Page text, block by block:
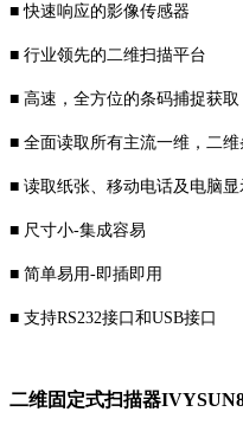
■ 快速响应的影像传感器
■ 行业领先的二维扫描平台
■ 高速，全方位的条码捕捉获取
■ 全面读取所有主流一维，二维
■ 读取纸张、移动电话及电脑
■ 尺寸小-集成容易
■ 简单易用-即插即用
■ 支持RS232接口和USB接口
二维固定式扫描器